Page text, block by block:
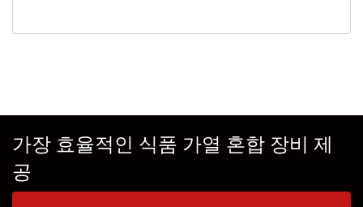
가장 효율적인 식품 가열 혼합 장비 제
공